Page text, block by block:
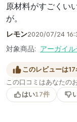
原材料がすごくい
が。
レモン2020/07/24
対象商品: アーガイ
このレビューは
この口コミはあなたの
はい17件